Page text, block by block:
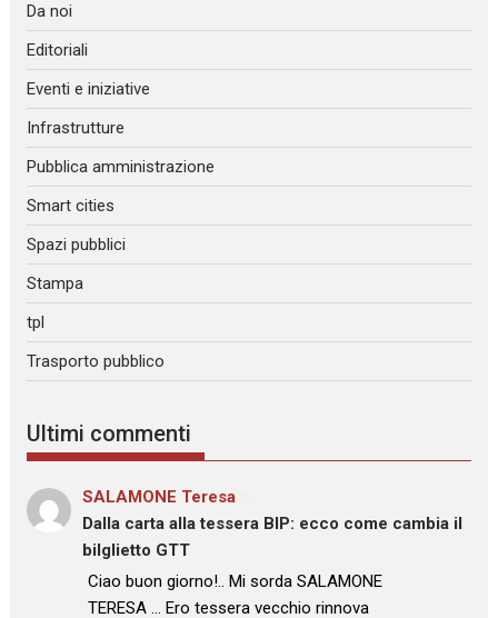
Da noi
Editoriali
Eventi e iniziative
Infrastrutture
Pubblica amministrazione
Smart cities
Spazi pubblici
Stampa
tpl
Trasporto pubblico
Ultimi commenti
SALAMONE Teresa
Dalla carta alla tessera BIP: ecco come cambia il
bilglietto GTT
: “
Ciao buon giorno!.. Mi sorda SALAMONE
TERESA … Ero tessera vecchio rinnova